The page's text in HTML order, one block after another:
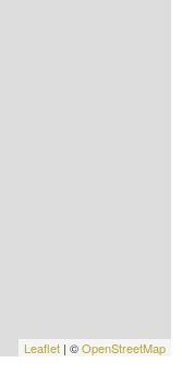
Leaflet | ©OpenStreetMap